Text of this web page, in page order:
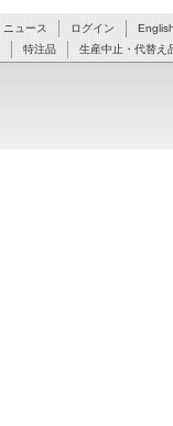
ニュース ログイン
特注品 生産中止・代替え